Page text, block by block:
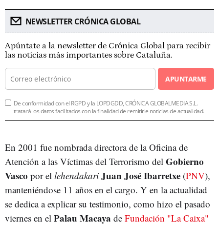
NEWSLETTER CRÓNICA GLOBAL
Apúntate a la newsletter de Crónica Global para recibir
las noticias más importantes sobre Cataluña.
APUNTARME
De conformidad con el RGPD y la LOPDGDD, CRÓNICA GLOBALMEDIA S.L.
tratará los datos facilitados con la finalidad de remitirle noticias de actualidad.
En 2001 fue nombrada directora de la Oficina de
Atención a las Víctimas del Terrorismo del Gobierno
Vasco por el lehendakari Juan José Ibarretxe (PNV),
manteniéndose 11 años en el cargo. Y en la actualidad
se dedica a explicar su testimonio, como hizo el pasado
viernes en el Palau Macaya de Fundación "La Caixa"